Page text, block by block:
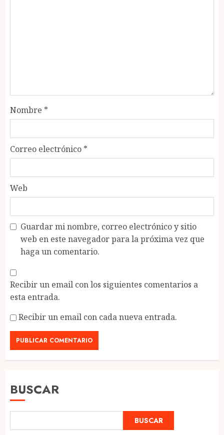
Nombre *
Correo electrónico *
Web
Guardar mi nombre, correo electrónico y sitio
web en este navegador para la próxima vez que
haga un comentario.
Recibir un email con los siguientes comentarios a
esta entrada.
Recibir un email con cada nueva entrada.
BUSCAR
BUSCAR